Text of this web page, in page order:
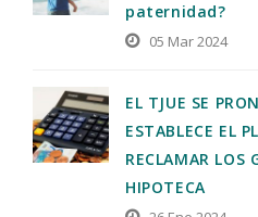
paternidad?
05 Mar 2024
EL TJUE SE
ESTABLECE EL
RECLAMAR LOS
HIPOTECA